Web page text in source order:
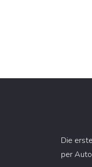
Die
per